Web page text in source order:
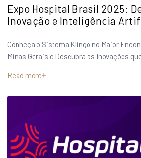
Expo Hospital Brasil 2025:
Inovação e Inteligência
Conheça o Sistema Klingo no Maior
Minas Gerais e Descubra as Inovações
Read more